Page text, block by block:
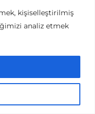
kişiselleştirilmiş
analiz etmek